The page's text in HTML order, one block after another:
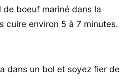
de boeuf mariné dans la
cuire environ 5 à 7 minutes.
dans un bol et soyez fier de